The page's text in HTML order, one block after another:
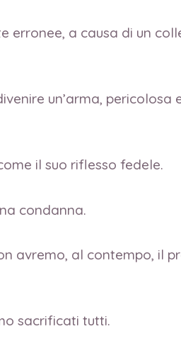
erronee, a causa di un
un’arma,
il suo riflesso fedele.
condanna.
avremo, al contempo, il
sacrificati tutti.